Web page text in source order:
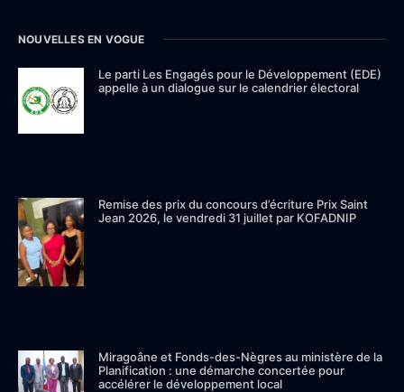
NOUVELLES EN VOGUE
Le parti Les Engagés pour le Développement (EDE)
appelle à un dialogue sur le calendrier électoral
Remise des prix du concours d’écriture Prix Saint
Jean 2026, le vendredi 31 juillet par KOFADNIP
Miragoâne et Fonds-des-Nègres au ministère de la
Planification : une démarche concertée pour
accélérer le développement local